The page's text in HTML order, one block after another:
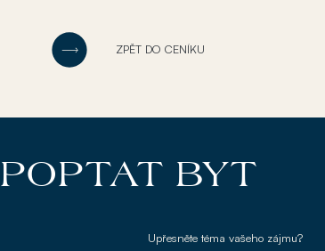
ZPĚT DO CENÍKU
POPTAT BYT